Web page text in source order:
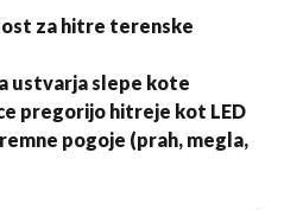
za hitre terenske
ustvarja slepe kote
pregorijo hitreje kot LED
pogoje (prah, megla,